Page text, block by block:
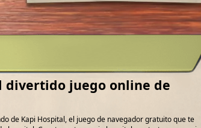
divertido juego online de
de Kapi Hospital, el juego de navegador gratuito que te